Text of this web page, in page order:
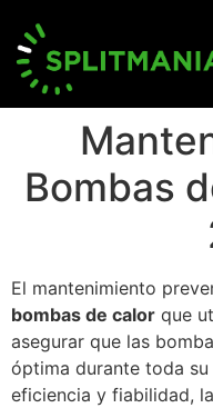
Bombas
El mantenimiento
bombas de calor que
asegurar que las
óptima durante toda
eficiencia y fiabilidad,